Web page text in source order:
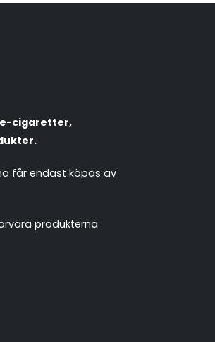
cigaretter,
får endast köpas av
produkterna
Leverans & frakt